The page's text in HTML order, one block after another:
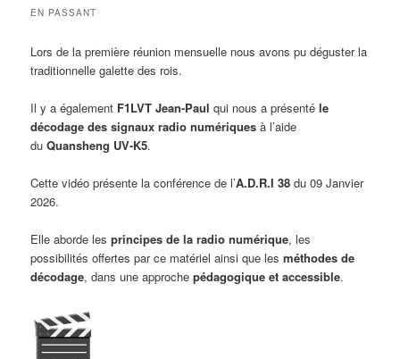
EN PASSANT
Lors de la première réunion mensuelle nous avons pu déguster la
traditionnelle galette des rois.
Il y a également F1LVT Jean-Paul qui nous a présentéle
décodage des signaux radio numériques à l’aide
duQuansheng UV-K5.
Cette vidéo présente la conférence de l’A.D.R.I 38du 09 Janvier
2026.
Elle aborde lesprincipes de la radio numérique, les
possibilités offertes par ce matériel ainsi que lesméthodes de
décodage, dans une approchepédagogique et accessible.